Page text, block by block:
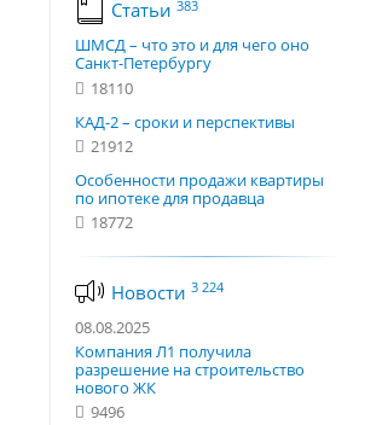
Статьи 383
ШМСД – что это и для чего оно
Санкт-Петербургу
18110
КАД-2 – сроки и перспективы
21912
Особенности продажи квартиры
по ипотеке для продавца
18772
Новости 3 224
08.08.2025
Компания Л1 получила
разрешение на строительство
нового ЖК
9496